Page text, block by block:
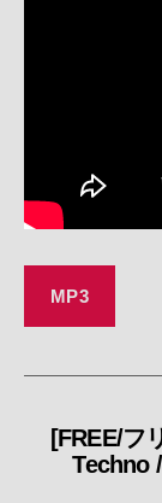
MP3
[FREE/フ
Techno